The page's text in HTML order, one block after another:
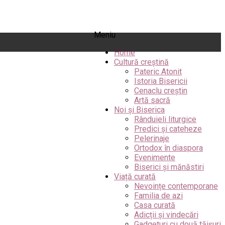
Meniu
Home
Cultură creștină
Pateric Atonit
Istoria Bisericii
Cenaclu creștin
Artă sacră
Noi și Biserica
Rânduieli liturgice
Predici și cateheze
Pelerinaje
Ortodox în diaspora
Evenimente
Biserici și mănăstiri
Viață curată
Nevoințe contemporane
Familia de azi
Casa curată
Adicții și vindecări